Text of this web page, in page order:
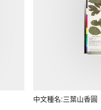
中文種名:三葉山香圓